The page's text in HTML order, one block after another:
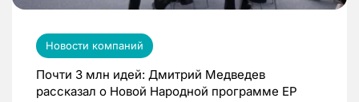
Новости компаний
Почти 3 млн идей: Дмитрий Медведев
рассказал о Новой Народной программе ЕР